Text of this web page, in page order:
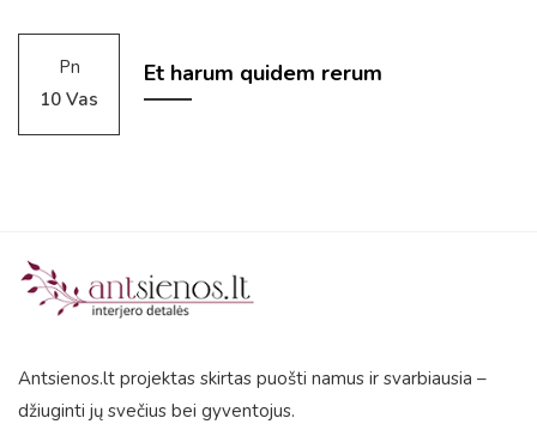
Pn
10 Vas
Et harum quidem rerum
Antsienos.lt projektas skirtas puošti namus ir svarbiausia –
džiuginti jų svečius bei gyventojus.